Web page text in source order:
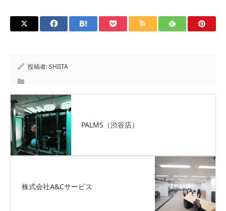
投稿者:SHIITA
PALMS（渋谷店）
株式会社A&Cサービス